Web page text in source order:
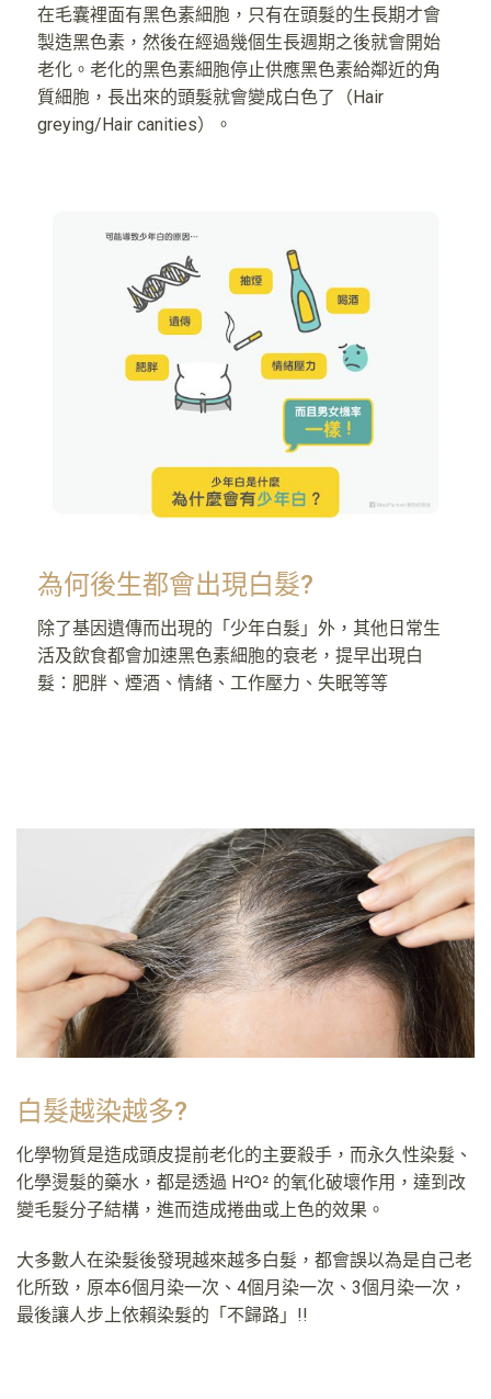
在毛囊裡面有黑色素細胞，只有在頭髮的生長期才會
製造黑色素，然後在經過幾個生長週期之後就會開始
老化。老化的黑色素細胞停止供應黑色素給鄰近的角
質細胞，長出來的頭髮就會變成白色了（Hair
greying/Hair canities）。
為何後生都會出現白髮?
除了基因遺傳而出現的「少年白髮」外，其他日常生
活及飲食都會加速黑色素細胞的衰老，提早出現白
髮：肥胖、煙酒、情緒、工作壓力、失眠等等
白髮越染越多?
化學物質是造成頭皮提前老化的主要殺手，而永久性染髮、
化學燙髮的藥水，都是透過 H²O² 的氧化破壞作用，達到改
變毛髮分子結構，進而造成捲曲或上色的效果。
大多數人在染髮後發現越來越多白髮，都會誤以為是自己老
化所致，原本6個月染一次、4個月染一次、3個月染一次，
最後讓人步上依賴染髮的「不歸路」!!